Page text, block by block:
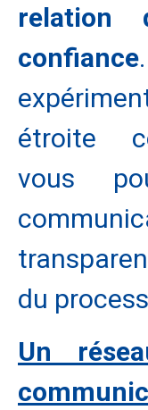
relation
confiance
étroite
vous
du
Un